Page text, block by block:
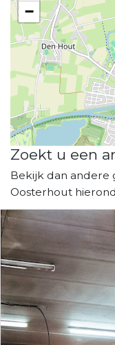
−
Zoekt u een
Bekijk dan andere
Oosterhout